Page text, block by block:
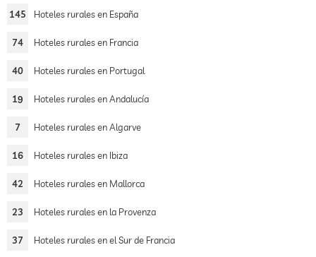
145 Hoteles rurales en España
74 Hoteles rurales en Francia
40 Hoteles rurales en Portugal
19 Hoteles rurales en Andalucía
7 Hoteles rurales en Algarve
16 Hoteles rurales en Ibiza
42 Hoteles rurales en Mallorca
23 Hoteles rurales en la Provenza
37 Hoteles rurales en el Sur de Francia